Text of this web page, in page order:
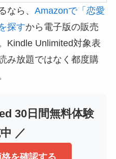
なら、 Amazonで「恋愛
探すから電子版の販売
Kindle Unlimited対象表
み放題ではなく都度購
30日間無料体験
／